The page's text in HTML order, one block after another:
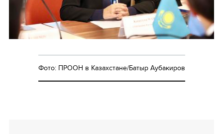
Фото: ПРООН в Казахстане/Батыр Аубакиров